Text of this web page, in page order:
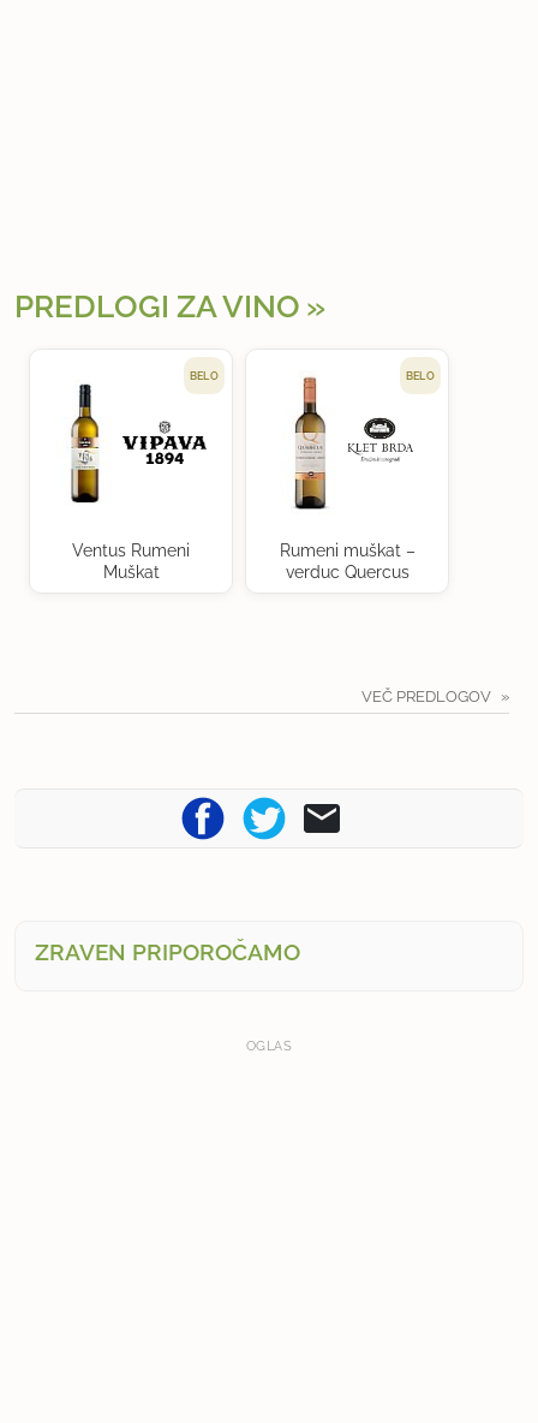
PREDLOGI ZA VINO
BELO
Ventus Rumeni
Muškat
BELO
Rumeni muškat –
verduc Quercus
VEČ PREDLOGOV
ZRAVEN PRIPOROČAMO
OGLAS